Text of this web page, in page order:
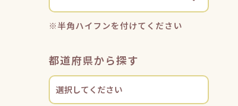
※半角ハイフンを付けてください
都道府県から探す